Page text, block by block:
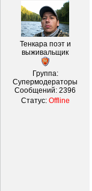
Тенкара поэт и
выживальщик
Группа:
Супермодераторы
Сообщений: 2396
Статус: Offline